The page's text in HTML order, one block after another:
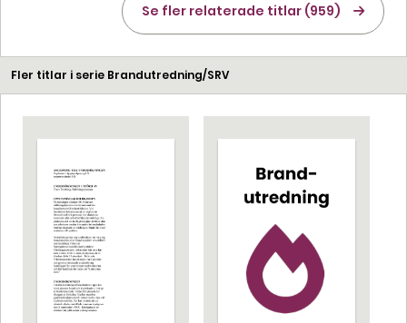
Se fler relaterade titlar (959)
Fler titlar i serie Brandutredning/SRV